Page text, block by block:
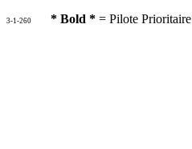
3-1-260 * Bold * = Pilote Prioritaire